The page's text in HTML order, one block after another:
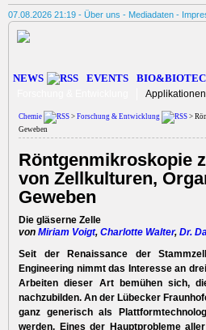
07.08.2026 21:19 - Über uns - Mediadaten -
NEWS EVENTS
Applikationen
Chemie > Forschung & Entwicklung
>
Geweben
Röntgenmikroskopie
von Zellkulturen,
Geweben
Die gläserne Zelle
von Miriam Voigt, Charlotte Walter, Dr.
Seit der Renaissance der
Engineering nimmt das Interesse an
Arbeiten dieser Art bemühen sich,
nachzubilden. An der Lübecker
ganz generisch als
werden. Eines der Hauptprobleme